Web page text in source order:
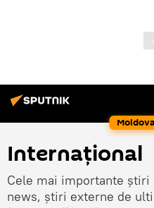
Internaţional
Cele mai importante
news, știri externe de